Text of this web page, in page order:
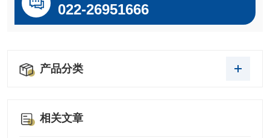
022-26951666
产品分类
相关文章